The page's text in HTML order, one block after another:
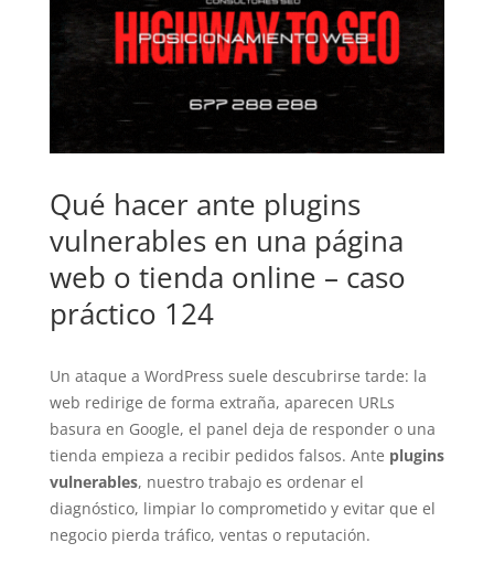
Qué hacer ante plugins
vulnerables en una página
web o tienda online – caso
práctico 124
Un ataque a WordPress suele descubrirse tarde: la
web redirige de forma extraña, aparecen URLs
basura en Google, el panel deja de responder o una
tienda empieza a recibir pedidos falsos. Ante plugins
vulnerables, nuestro trabajo es ordenar el
diagnóstico, limpiar lo comprometido y evitar que el
negocio pierda tráfico, ventas o reputación.